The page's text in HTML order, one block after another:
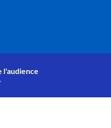
l'audience